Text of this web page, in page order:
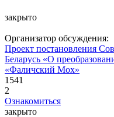
закрыто
Организатор обсуждения:
Проект постановления
Беларусь «О
«Фаличский Мох»
1541
2
Ознакомиться
закрыто